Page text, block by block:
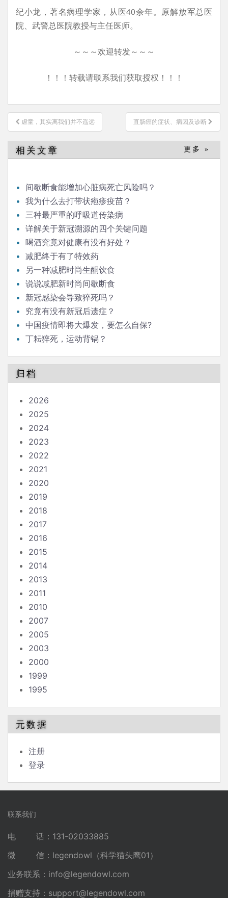
纪小龙，著名病理学家，从医40余年。原解放军总医
院、武警总医院教授与主任医师。
～～～欢迎转发～～～
！！！转载请联系我们获取授权！！！
文
章
导
航
虐童，其实离我们并不遥远 直肠癌的症状、病因及诊断
相关文章 更多 »
间歇断食能增加心脏病死亡风险吗？
我为什么去打带状疱疹疫苗？
三种最严重的呼吸道传染病
详解关于新冠溯源的四个关键问题
喝酒究竟对健康有没有好处？
减肥终于有了特效药
另一种减肥时尚生酮饮食
说说减肥新时尚间歇断食
新冠感染会导致猝死吗？
究竟有没有新冠后遗症？
中国疫情即将大爆发，要怎么自保?
丁耘猝死，运动背锅？
归档
2026
2025
2024
2023
2022
2021
2020
2019
2018
2017
2016
2015
2014
2013
2011
2010
2007
2005
2003
2000
1999
1995
元数据
注册
登录
联系我们
电 话：131-02033885
微 信：legendowl（科学猫头鹰01）
业务联系： info@legendowl.com
捐赠支持： support@legendowl.com